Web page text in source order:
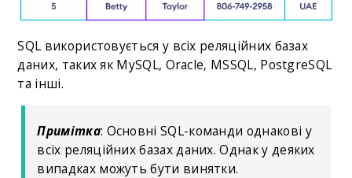
SQL використовується у всіх реляційних базах
даних, таких як MySQL, Oracle, MSSQL, PostgreSQL
та інші.
Примітка: Основні SQL-команди однакові у
всіх реляційних базах даних. Однак у деяких
випадках можуть бути винятки.